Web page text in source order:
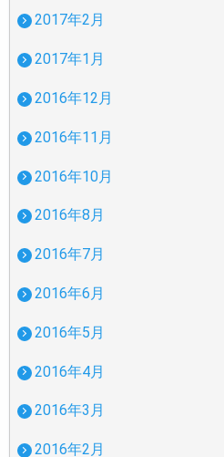
2017年2月
2017年1月
2016年12月
2016年11月
2016年10月
2016年8月
2016年7月
2016年6月
2016年5月
2016年4月
2016年3月
2016年2月